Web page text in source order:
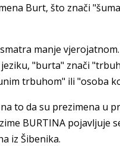
Burt, što znači
manje
"burta" znači
trbuhom" ili "osoba
to da su prezimena u
BURTINA pojavljuje
iz Šibenika.